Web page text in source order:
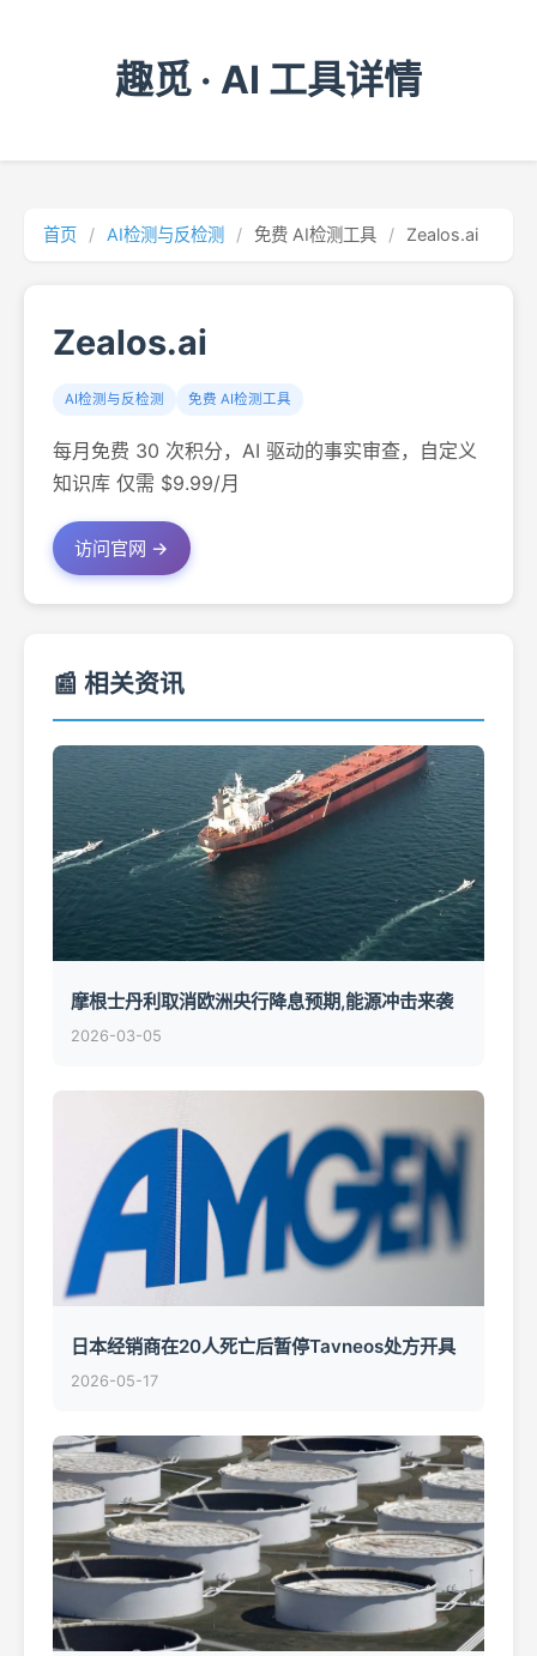
趣觅 · AI 工具详情
首页 / AI检测与反检测 / 免费 AI检测工具 / Zealos.ai
Zealos.ai
AI检测与反检测 免费 AI检测工具
每月免费 30 次积分，AI 驱动的事实审查，自定义
知识库 仅需 $9.99/月
访问官网 →
📰 相关资讯
摩根士丹利取消欧洲央行降息预期,能源冲击来袭
2026-03-05
日本经销商在20人死亡后暂停Tavneos处方开具
2026-05-17